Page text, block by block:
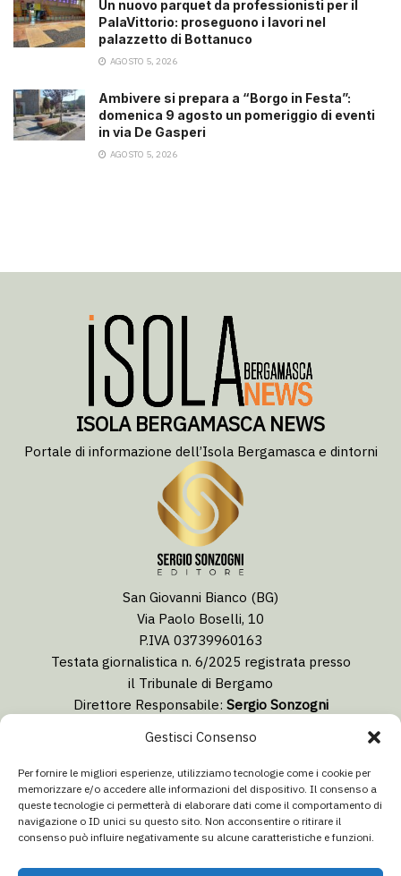
Gestisci Consenso
Per fornire le migliori esperienze, utilizziamo tecnologie come i cookie per
memorizzare e/o accedere alle informazioni del dispositivo. Il consenso a
queste tecnologie ci permetterà di elaborare dati come il comportamento di
navigazione o ID unici su questo sito. Non acconsentire o ritirare il
consenso può influire negativamente su alcune caratteristiche e funzioni.
Un nuovo parquet da professionisti per il
PalaVittorio: proseguono i lavori nel
palazzetto di Bottanuco
AGOSTO 5, 2026
Ambivere si prepara a “Borgo in Festa”:
domenica 9 agosto un pomeriggio di eventi
in via De Gasperi
AGOSTO 5, 2026
ISOLA BERGAMASCA NEWS
Portale di informazione dell’Isola Bergamasca e dintorni
San Giovanni Bianco (BG)
Via Paolo Boselli, 10
P.IVA 03739960163
Testata giornalistica n. 6/2025 registrata presso
il Tribunale di Bergamo
Direttore Responsabile: Sergio Sonzogni
redazione@isolabergamascanews.it